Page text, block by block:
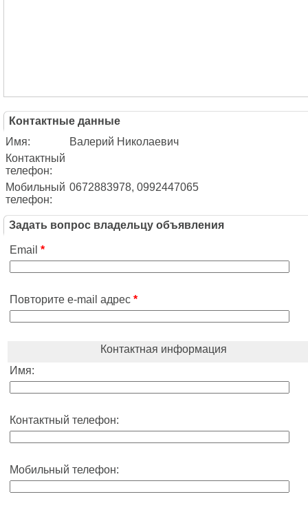
Контактные данные
Имя:
Валерий Николаевич
Контактный
телефон:
Мобильный
телефон:
0672883978, 0992447065
Задать вопрос владельцу объявления
Email *
Повторите e-mail адрес *
Контактная информация
Имя:
Контактный телефон:
Мобильный телефон: